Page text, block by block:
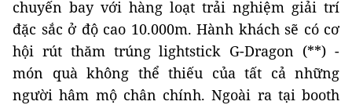
chuyến bay với hàng loạt trải nghiệm giải trí
đặc sắc ở độ cao 10.000m. Hành khách sẽ có cơ
hội rút thăm trúng lightstick G-Dragon (**) -
món quà không thể thiếu của tất cả những
người hâm mộ chân chính. Ngoài ra tại booth